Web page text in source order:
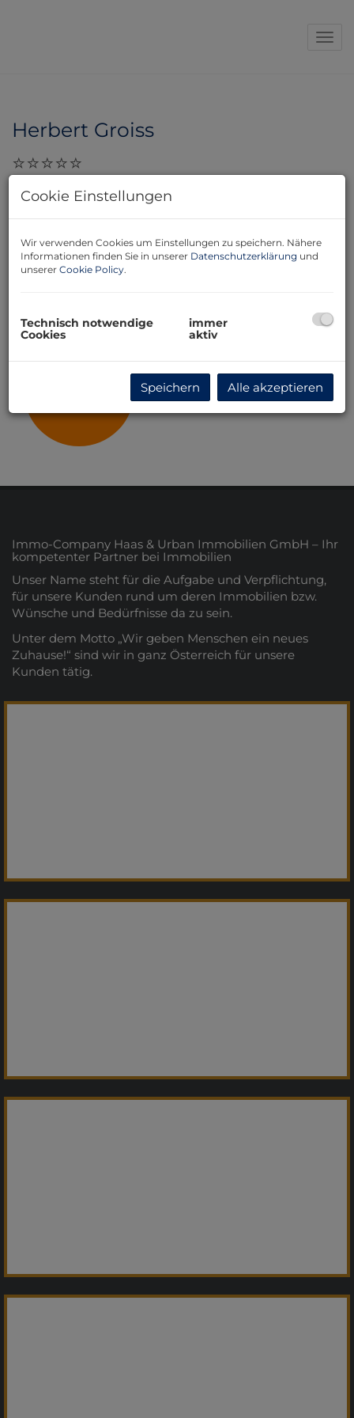
Herbert Groiss
29.11.2023, 10:29
brauche, werde ich an Sie denken. Wir haben das Haus
heute übernommen und gerade unser erstes
Abendessen hier genossen. Liebe Grüße Herbert Groiss
Immo-Company Haas & Urban Immobilien GmbH – Ihr
kompetenter Partner bei Immobilien
Unser Name steht für die Aufgabe und Verpflichtung,
für unsere Kunden rund um deren Immobilien bzw.
Wünsche und Bedürfnisse da zu sein.
Unter dem Motto „Wir geben Menschen ein neues
Zuhause!“ sind wir in ganz Österreich für unsere
Kunden tätig.
Cookie Einstellungen
Wir verwenden Cookies um Einstellungen zu speichern. Nähere
Informationen finden Sie in unserer Datenschutzerklärung und
unserer Cookie Policy.
Technisch notwendige
Cookies
immer
aktiv
Speichern Alle akzeptieren